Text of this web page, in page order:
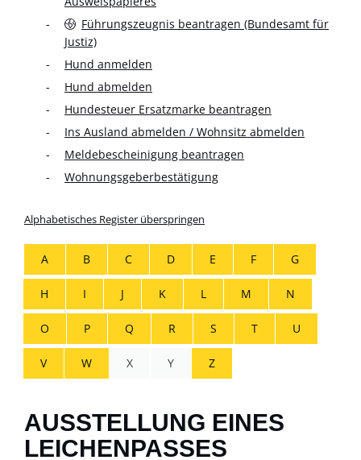
Führungszeugnis beantragen (Bundesamt für
Justiz)
Hund anmelden
Hund abmelden
Hundesteuer Ersatzmarke beantragen
Ins Ausland abmelden / Wohnsitz abmelden
Meldebescheinigung beantragen
Wohnungsgeberbestätigung
Alphabetisches Register überspringen
A B C D E F G
H I J K L M N
O P Q R S T U
V W X Y Z
AUSSTELLUNG EINES
LEICHENPASSES